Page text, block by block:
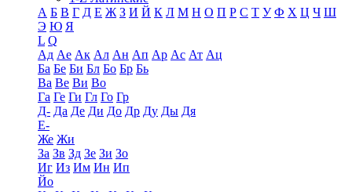
А Б В Г Д Е Ж З И Й К Л М Н О П Р С Т У Ф Х Ц Ч Ш
Э Ю Я
L Q
Ад Ае Ак Ал Ан Ап Ар Ас Ат Ац
Ба Бе Би Бл Бо Бр Бь
Ва Ве Ви Во
Га Ге Ги Гл Го Гр
Д- Да Де Ди До Др Ду Ды Дя
Е-
Же Жи
За Зв Зд Зе Зи Зо
Иг Из Им Ин Ип
Йо